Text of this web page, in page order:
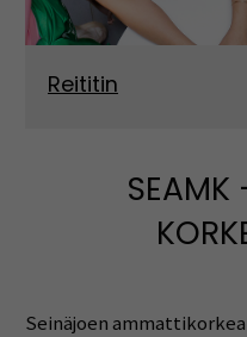
Reititin
SEAMK
Seinäjoen